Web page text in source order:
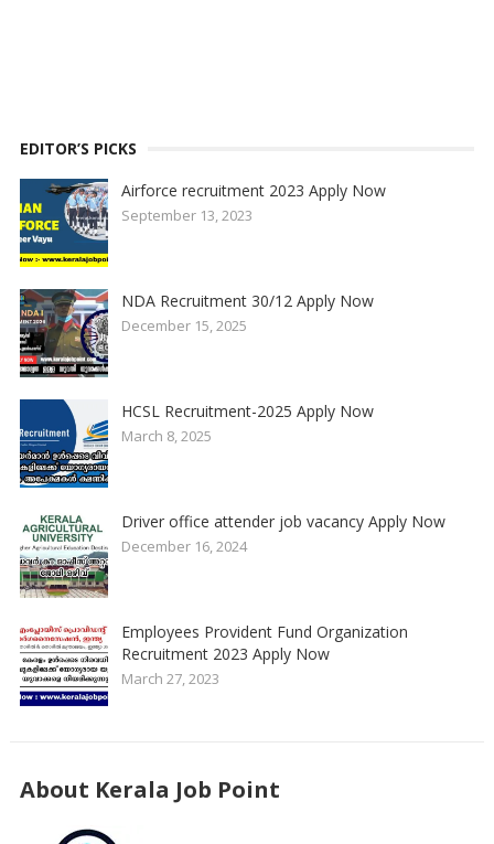
EDITOR’S PICKS
Airforce recruitment 2023 Apply Now
September 13, 2023
NDA Recruitment 30/12 Apply Now
December 15, 2025
HCSL Recruitment-2025 Apply Now
March 8, 2025
Driver office attender job vacancy Apply Now
December 16, 2024
Employees Provident Fund Organization
Recruitment 2023 Apply Now
March 27, 2023
About Kerala Job Point